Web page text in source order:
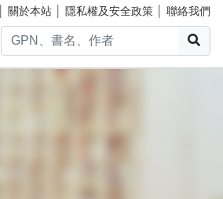
關於本站 隱私權及安全政策 聯絡我們